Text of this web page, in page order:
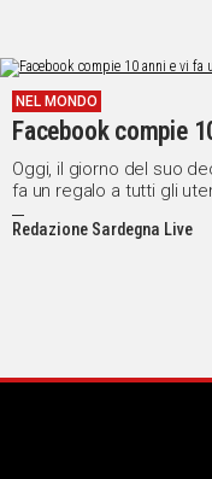
NEL MONDO
Facebook compie
Oggi, il giorno del suo
fa un regalo a tutti gli
Redazione Sardegna Live